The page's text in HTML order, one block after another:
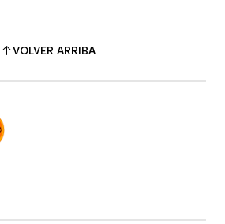
VOLVER ARRIBA